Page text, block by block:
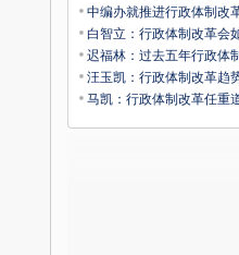
中编办就推进行政体制改
白智立：行政体制改革会
迟福林：过去五年行政体
汪玉凯：行政体制改革趋
马凯：行政体制改革任重